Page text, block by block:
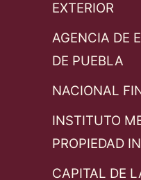
EXTERIOR
AGENCIA DE
DE PUEBLA
NACIONAL
INSTITUTO
PROPIEDAD
CAPITAL DE